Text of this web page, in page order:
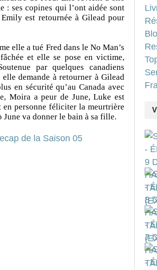
: ses copines qui l’ont aidée sont
est retournée à Gilead pour
elle a tué Fred dans le No Man’s
et elle se pose en victime,
par quelques canadiens
demande à retourner à Gilead
en sécurité qu’au Canada avec
Moira a peur de June, Luke est
personne féliciter la meurtrière
va donner le bain à sa fille.